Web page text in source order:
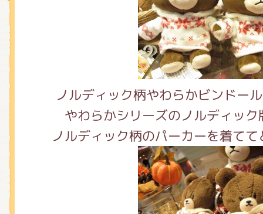
ノルディック柄やわらかビンド
やわらかシリーズのノルディッ
ノルディック柄のパーカーを着て
チア ジャッキーズ！
くまのがっこう しょくいんしつ
くまのがっこう 家庭科部